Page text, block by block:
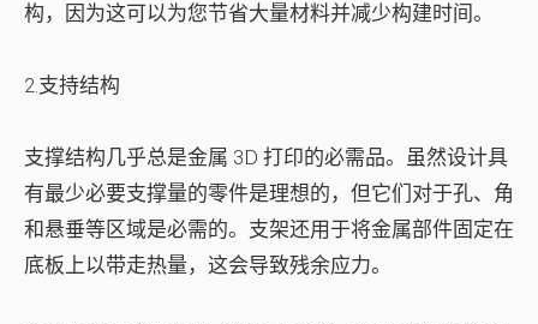
构，因为这可以为您节省大量材料并减少构建时间。
2.支持结构
支撑结构几乎总是金属 3D 打印的必需品。虽然设计具
有最少必要支撑量的零件是理想的，但它们对于孔、角
和悬垂等区域是必需的。支架还用于将金属部件固定在
底板上以带走热量，这会导致残余应力。